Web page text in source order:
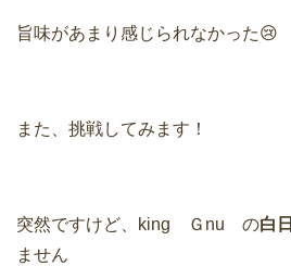
旨味があまり感じられなかった😢
また、挑戦してみます！
突然ですけど、king Ｇnu の白日
ません